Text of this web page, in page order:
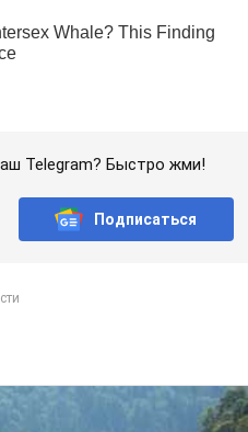
Telegram? Быстро жми!
Подписаться